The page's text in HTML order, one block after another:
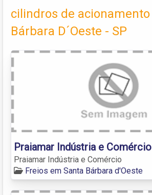
cilindros de
Bárbara D´Oeste - SP
Praiamar Indústria e Comércio
Praiamar Indústria e Comércio
Freios em Santa Bárbara d'Oeste